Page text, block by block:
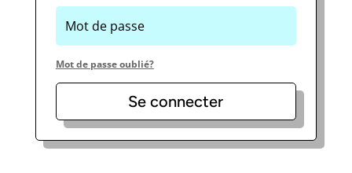
Mot de passe oublié?
Se connecter